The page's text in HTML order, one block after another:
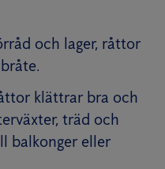
och lager, råttor
klättrar bra och
träd och
balkonger eller